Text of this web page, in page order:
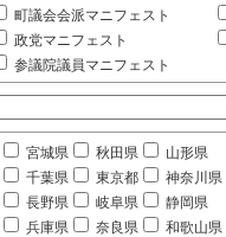
町議会会派マニフェスト
政党マニフェスト
参議院議員マニフェスト
宮城県 秋田県 山形県
千葉県 東京都 神奈川県
長野県 岐阜県 静岡県
兵庫県 奈良県 和歌山県